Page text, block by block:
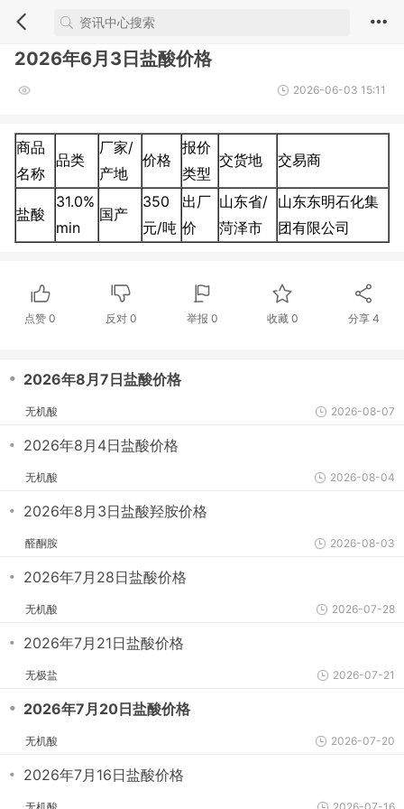
2026年6月3日盐酸价格
2026-06-03 15:11
商品
名称
品类
厂家/
产地
价格
报价
类型
交货地 交易商
盐酸
31.0%
min
国产
350
元/吨
出厂
价
山东省/
菏泽市
山东东明石化集
团有限公司
点赞0 反对 0 举报 0 收藏 0 分享 4
・ 2026年8月7日盐酸价格
无机酸 2026-08-07
・ 2026年8月4日盐酸价格
无机酸 2026-08-04
・ 2026年8月3日盐酸羟胺价格
醛酮胺 2026-08-03
・ 2026年7月28日盐酸价格
无机酸 2026-07-28
・ 2026年7月21日盐酸价格
无极盐 2026-07-21
・ 2026年7月20日盐酸价格
无机酸 2026-07-20
・ 2026年7月16日盐酸价格